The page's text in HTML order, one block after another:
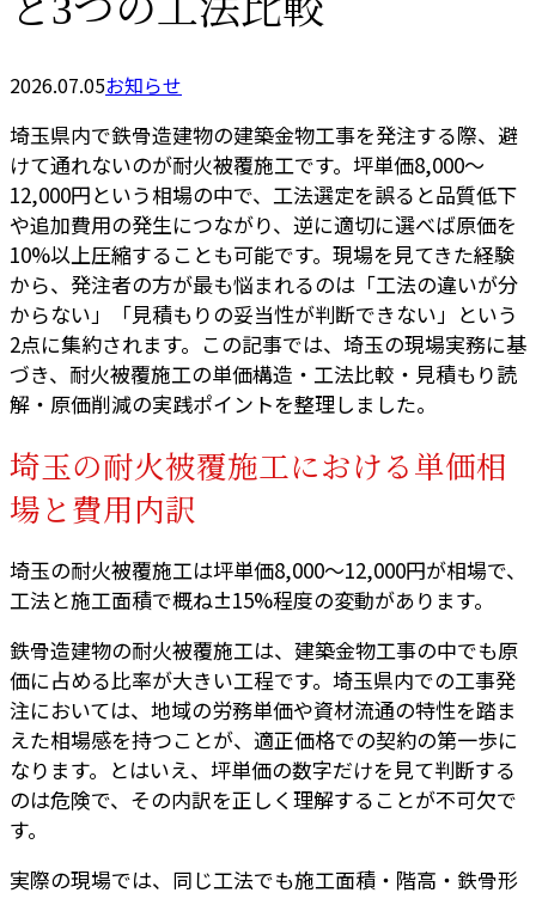
と3つの工法比較
2026.07.05お知らせ
埼玉県内で鉄骨造建物の建築金物工事を発注する際、避
けて通れないのが耐火被覆施工です。坪単価8,000〜
12,000円という相場の中で、工法選定を誤ると品質低下
や追加費用の発生につながり、逆に適切に選べば原価を
10%以上圧縮することも可能です。現場を見てきた経験
から、発注者の方が最も悩まれるのは「工法の違いが分
からない」「見積もりの妥当性が判断できない」という
2点に集約されます。この記事では、埼玉の現場実務に基
づき、耐火被覆施工の単価構造・工法比較・見積もり読
解・原価削減の実践ポイントを整理しました。
埼玉の耐火被覆施工における単価相
場と費用内訳
埼玉の耐火被覆施工は坪単価8,000〜12,000円が相場で、
工法と施工面積で概ね±15%程度の変動があります。
鉄骨造建物の耐火被覆施工は、建築金物工事の中でも原
価に占める比率が大きい工程です。埼玉県内での工事発
注においては、地域の労務単価や資材流通の特性を踏ま
えた相場感を持つことが、適正価格での契約の第一歩に
なります。とはいえ、坪単価の数字だけを見て判断する
のは危険で、その内訳を正しく理解することが不可欠で
す。
実際の現場では、同じ工法でも施工面積・階高・鉄骨形